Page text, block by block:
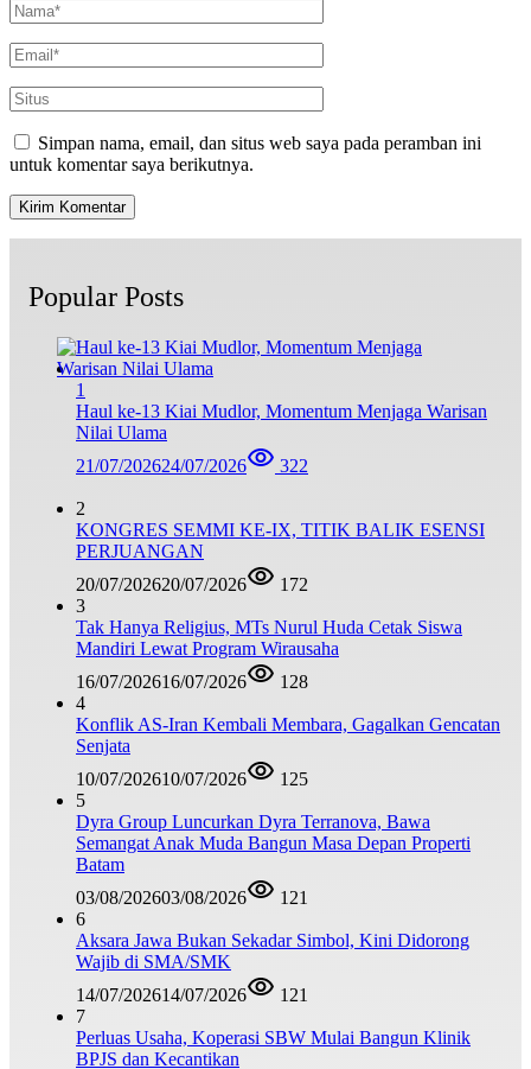
Simpan nama, email, dan situs web saya pada peramban ini
untuk komentar saya berikutnya.
Popular Posts
1
Haul ke-13 Kiai Mudlor, Momentum Menjaga Warisan
Nilai Ulama
21/07/202624/07/2026 322
2
KONGRES SEMMI KE-IX, TITIK BALIK ESENSI
PERJUANGAN
20/07/202620/07/2026
172
3
Tak Hanya Religius, MTs Nurul Huda Cetak Siswa
Mandiri Lewat Program Wirausaha
16/07/202616/07/2026
128
4
Konflik AS-Iran Kembali Membara, Gagalkan Gencatan
Senjata
10/07/202610/07/2026
125
5
Dyra Group Luncurkan Dyra Terranova, Bawa
Semangat Anak Muda Bangun Masa Depan Properti
Batam
03/08/202603/08/2026
121
6
Aksara Jawa Bukan Sekadar Simbol, Kini Didorong
Wajib di SMA/SMK
14/07/202614/07/2026
121
7
Perluas Usaha, Koperasi SBW Mulai Bangun Klinik
BPJS dan Kecantikan